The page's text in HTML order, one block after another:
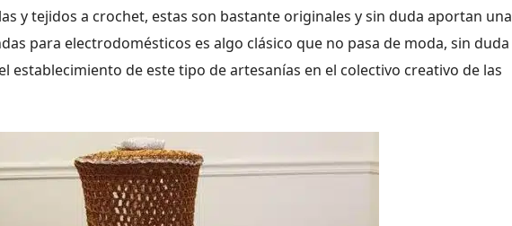
y tejidos a crochet, estas son bastante originales y sin duda aportan una
para electrodomésticos es algo clásico que no pasa de moda, sin duda
establecimiento de este tipo de artesanías en el colectivo creativo de las